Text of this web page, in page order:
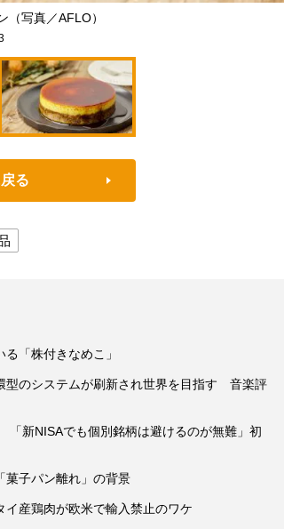
（写真／AFLO）
る
「株付きなめこ」
型のシステムが刷新され世界を目指す 音楽評
新NISAでも個別銘柄は避けるのが無難」初
子パン離れ」の背景
産鶏肉が欧米で輸入禁止のワケ